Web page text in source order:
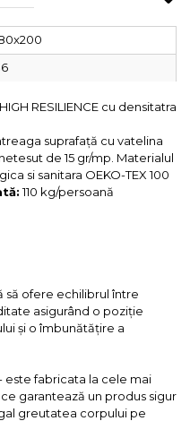
RESILIENCE cu densitatra
suprafață cu vatelina
de 15 gr/mp. Materialul
si sanitara OEKO-TEX 100
110 kg/persoană
să ofere echilibrul între
asigurând o poziție
și o îmbunătățire a
este fabricata la cele mai
garantează un produs sigur
greutatea corpului pe